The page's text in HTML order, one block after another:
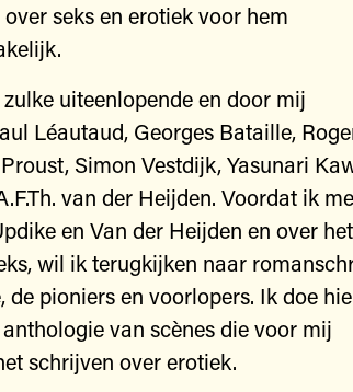
seks en erotiek voor hem
uiteenlopende en door mij
Léautaud, Georges Bataille,
Simon Vestdijk, Yasunari
van der Heijden. Voordat ik
en Van der Heijden en over het
wil ik terugkijken naar
de pioniers en voorlopers. Ik doe
van scènes die voor mij
schrijven over erotiek.